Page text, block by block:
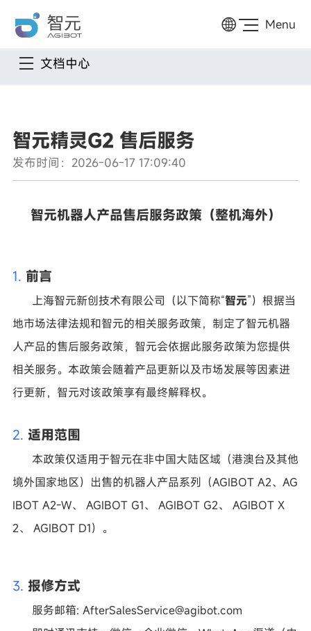
Menu
文档中心
智元精灵G2 售后服务
发布时间：2026-06-17 17:09:40
智元机器人产品售后服务政策（整机海外）
1. 前言
上海智元新创技术有限公司 （以下简称“智元”） 根据当
地市场法律法规和智元的相关服务政策，制定了智元机器
人产品的售后服务政策，智元会依据此服务政策为您提供
相关服务。本政策会随着产品更新以及市场发展等因素进
行更新，智元对该政策享有最终解释权。
2. 适用范围
本政策仅适用于智元在非中国大陆区域 （港澳台及其他
境外国家地区） 出售的机器人产品系列 （AGIBOT A2、AG
IBOT A2-W、 AGIBOT G1、 AGIBOT G2、 AGIBOT X
2、 AGIBOT D1）。
3. 报修方式
服务邮箱: AfterSalesService@agibot.com